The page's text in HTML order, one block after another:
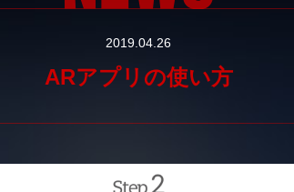
2019.04.26
ARアプリの使い方